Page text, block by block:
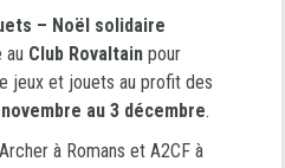
– Noël solidaire
au Club Rovaltain pour
jeux et jouets au profit des
au 3 décembre.
à Romans et A2CF à